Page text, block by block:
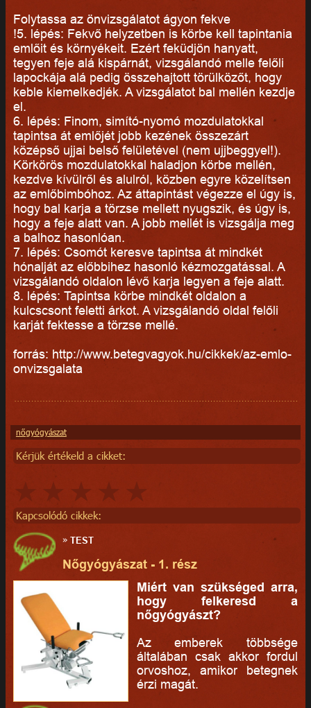
Folytassa az önvizsgálatot ágyon fekve
!5. lépés: Fekvő helyzetben is körbe kell tapintania
emlőit és környékeit. Ezért feküdjön hanyatt,
tegyen feje alá kispárnát, vizsgálandó melle felőli
lapockája alá pedig összehajtott törülközőt, hogy
keble kiemelkedjék. A vizsgálatot bal mellén kezdje
el.
6. lépés: Finom, simító-nyomó mozdulatokkal
tapintsa át emlőjét jobb kezének összezárt
középső ujjai belső felületével (nem ujjbeggyel!).
Körkörös mozdulatokkal haladjon körbe mellén,
kezdve kívülről és alulról, közben egyre közelítsen
az emlőbimbóhoz. Az áttapintást végezze el úgy is,
hogy bal karja a törzse mellett nyugszik, és úgy is,
hogy a feje alatt van. A jobb mellét is vizsgálja meg
a balhoz hasonlóan.
7. lépés: Csomót keresve tapintsa át mindkét
hónalját az előbbihez hasonló kézmozgatással. A
vizsgálandó oldalon lévő karja legyen a feje alatt.
8. lépés: Tapintsa körbe mindkét oldalon a
kulcscsont feletti árkot. A vizsgálandó oldal felőli
karját fektesse a törzse mellé.
forrás: http://www.betegvagyok.hu/cikkek/az-emlo-
onvizsgalata
nőgyógyászat
Kérjük értékeld a cikket:
Kapcsolódó cikkek:
»TEST
Nőgyógyászat - 1. rész
Miért van szükséged arra,
hogy felkeresd a
nőgyógyászt?
Az emberek többsége
általában csak akkor fordul
orvoshoz, amikor betegnek
érzi magát.